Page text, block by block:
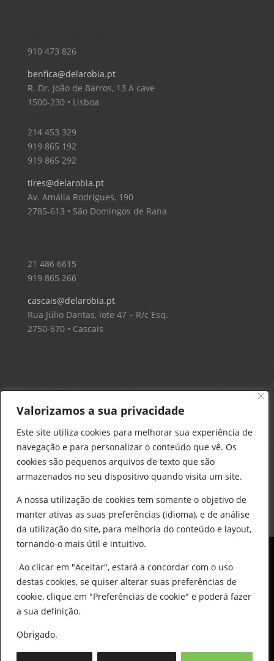
Valorizamos a sua privacidade
Este site utiliza cookies para melhorar sua experiência de
navegação e para personalizar o conteúdo que vê. Os
cookies são pequenos arquivos de texto que são
armazenados no seu dispositivo quando visita um site.
A nossa utilização de cookies tem somente o objetivo de
manter ativas as suas preferências (idioma), e de análise
da utilização do site, para melhoria do conteúdo e layout,
tornando-o mais útil e intuitivo.
Ao clicar em "Aceitar", estará a concordar com o uso
destas cookies, se quiser alterar suas preferências de
cookie, clique em "Preferências de cookie" e poderá fazer
a sua definição.
Obrigado.
910 473 826
benfica@delarobia.pt
R. Dr. João de Barros, 13 A cave
1500-230 • Lisboa
214 453 329
919 865 192
919 865 292
tires@delarobia.pt
Av. Amália Rodrigues, 190
2785-613 • São Domingos de Rana
21 486 6615
919 865 266
cascais@delarobia.pt
Rua Júlio Dantas, lote 47 – R/c Esq.
2750-670 • Cascais
Delarobia – Construção
912 441 514
construcao@delarobia.pt
R. António Andrade, 1171
2820-287 • Charneca de Caparica
© All Copyright 2025 by Delarobia.pt